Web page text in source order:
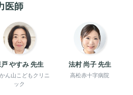
医師
やすみ 先生
ん山こどもクリニ
ック
法村 尚子 先生
高松赤十字病院